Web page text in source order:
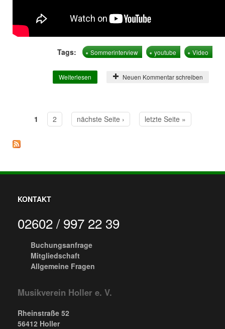
Tags: Sommerinterview youtube Video
Weiterlesen über Das Sommerinterview
Neuen Kommentar schreiben
Seiten
1 2 nächste Seite › letzte Seite »
KONTAKT
02602 / 997 22 39
Buchungsanfrage
Mitgliedschaft
Allgemeine Fragen
Musikverein Holler e. V.
Rheinstraße 52
56412 Holler